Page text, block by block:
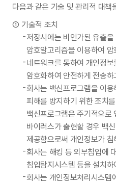
다음과 같은 기술 및 관리적 대책
기술적 조치
저장시에는 비인가된 유출
암호알고리즘을 이용하여
네트워크를 통하여 개인정
암호화하여 안전하게 전송하
회사는 백신프로그램을 이
피해를 방지하기 위한 조치
백신프로그램은 주기적으로
바이러스가 출현할 경우 백
제공함으로써 개인정보가
회사는 해킹 등 외부침입에
침입탐지시스템 등을 설치
회사는 개인정보처리시스템